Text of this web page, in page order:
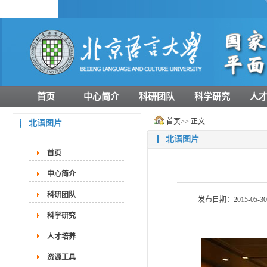
首页 中心简介 科研团队 科学研究 人
北语图片
首页
中心简介
科研团队
科学研究
人才培养
资源工具
首页>> 正文
北语图片
发布日期：2015-05-30